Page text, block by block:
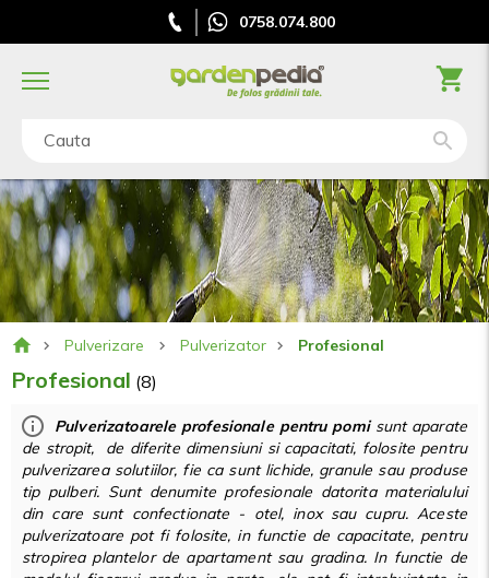
0758.074.800
Cauta
Pulverizare Pulverizator Profesional
Profesional (8)
Pulverizatoarele profesionale pentru pomisunt aparate
de stropit, de diferite dimensiuni si capacitati, folosite pentru
pulverizarea solutiilor, fie ca sunt lichide, granule sau produse
tip pulberi. Sunt denumite profesionale datorita materialului
din care sunt confectionate - otel, inox sau cupru. Aceste
pulverizatoare pot fi folosite, in functie de capacitate, pentru
stropirea plantelor de apartament sau gradina. In functie de